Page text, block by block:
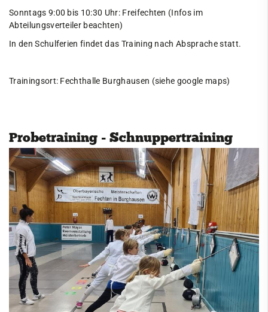
Sonntags 9:00 bis 10:30 Uhr: Freifechten (Infos im
Abteilungsverteiler beachten)
In den Schulferien findet das Training nach Absprache statt.
Trainingsort: Fechthalle Burghausen (siehe google maps)
Probetraining - Schnuppertraining
Tischtennis
VitaSport
Windsurfen
Kontakt